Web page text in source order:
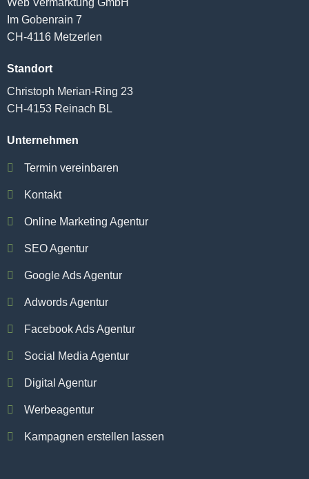
Web Vermarktung GmbH
Im Gobenrain 7
CH-4116 Metzerlen
Standort
Christoph Merian-Ring 23
CH-4153 Reinach BL
Unternehmen
Termin vereinbaren
Kontakt
Online Marketing Agentur
SEO Agentur
Google Ads Agentur
Adwords Agentur
Facebook Ads Agentur
Social Media Agentur
Digital Agentur
Werbeagentur
Kampagnen erstellen lassen